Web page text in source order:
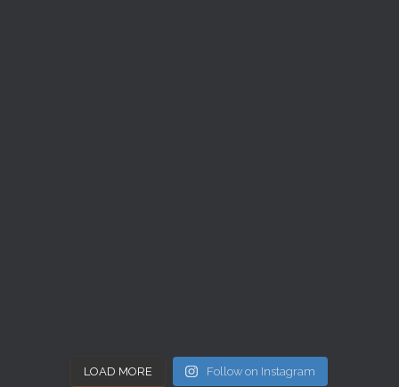
LOAD MORE Follow on Instagram